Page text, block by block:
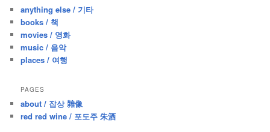
h
anything else / 기타
books / 책
movies / 영화
music / 음악
places / 여행
PAGES
about / 잡상 雜像
red red wine / 포도주 朱酒